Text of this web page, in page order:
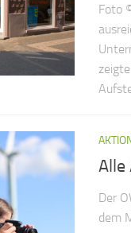
Foto
Alle
Der
dem